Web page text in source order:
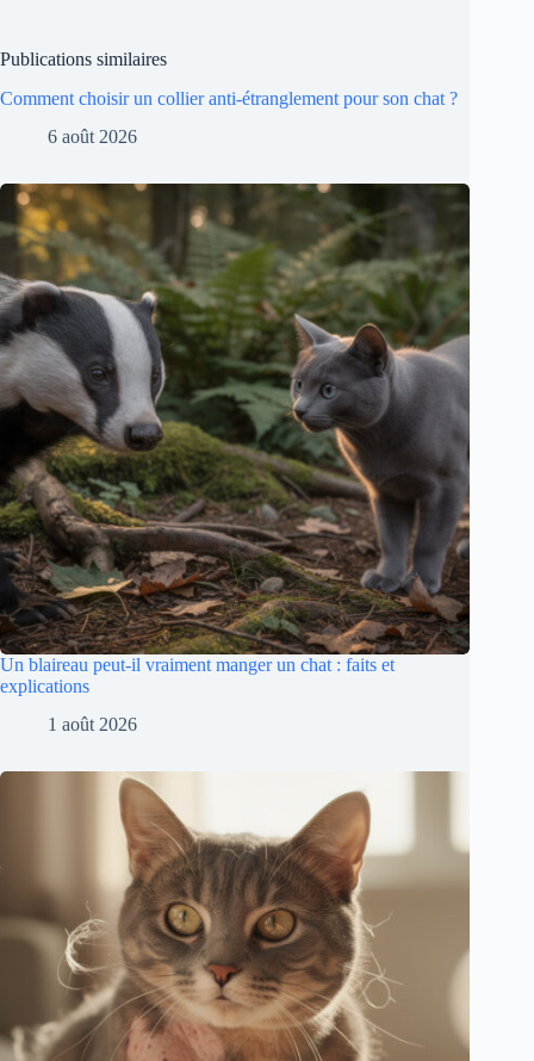
Publications similaires
Comment choisir un collier anti-étranglement pour son chat ?
6 août 2026
Un blaireau peut-il vraiment manger un chat : faits et
explications
1 août 2026